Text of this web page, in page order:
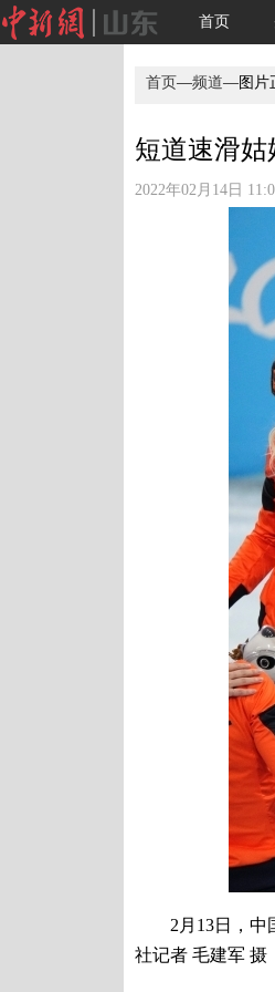
首页
首页—频道—图片
短道速滑
2022年02月14日
2月13日，中国
社记者 毛建军 摄